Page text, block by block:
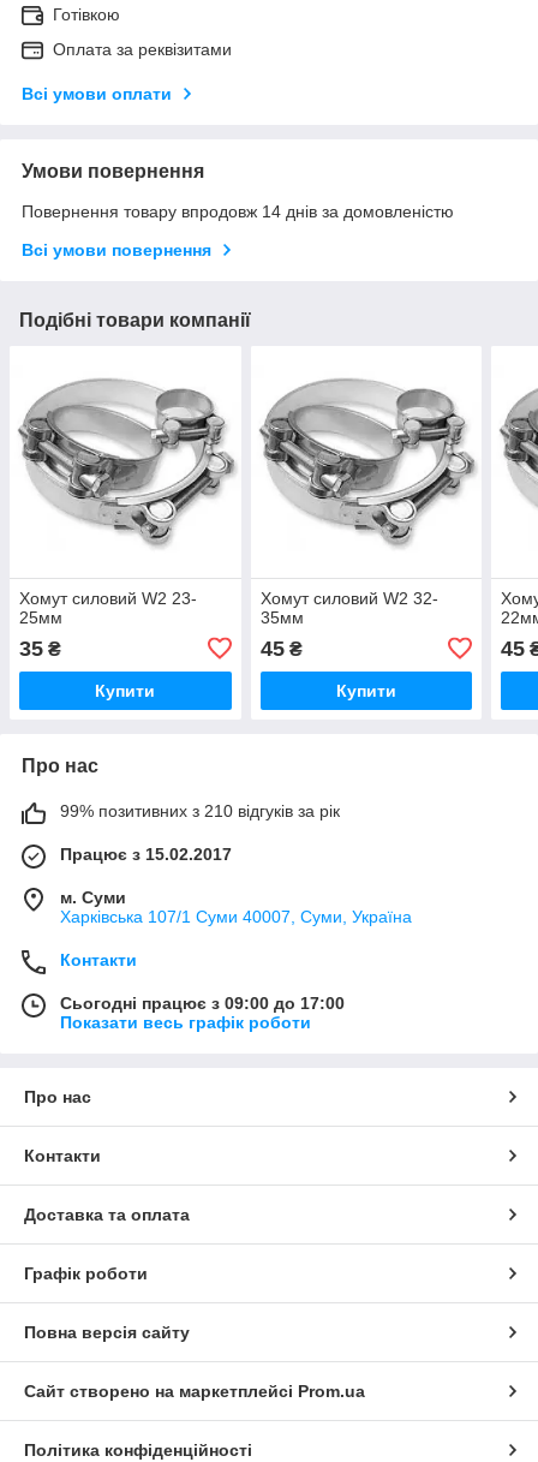
Готівкою
Оплата за реквізитами
Всі умови оплати
Умови повернення
Повернення товару впродовж 14 днів за домовленістю
Всі умови повернення
Подібні товари компанії
Хомут силовий W2 23-
25мм
35 ₴
Купити
Хомут силовий W2 32-
35мм
45₴
Купити
45
Про нас
99% позитивних з 210 відгуків за рік
Працює з 15.02.2017
м. Суми
Харківська 107/1 Суми 40007, Суми, Україна
Контакти
Сьогодні працює з 09:00 до 17:00
Показати весь графік роботи
Про нас
Контакти
Доставка та оплата
Графік роботи
Повна версія сайту
Сайт створено на маркетплейсі Prom.ua
Політика конфіденційності